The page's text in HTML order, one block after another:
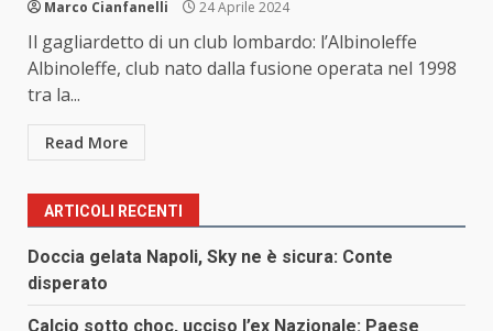
Marco Cianfanelli 24 Aprile 2024
Il gagliardetto di un club lombardo: l’Albinoleffe
Albinoleffe, club nato dalla fusione operata nel 1998
tra la...
Read More
ARTICOLI RECENTI
Doccia gelata Napoli, Sky ne è sicura: Conte
disperato
Calcio sotto choc, ucciso l’ex Nazionale: Paese